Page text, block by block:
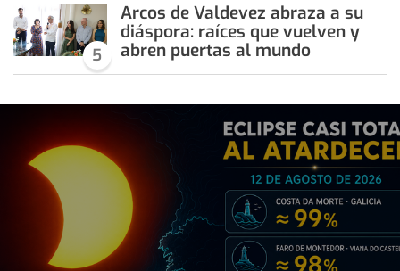
5
Arcos de Valdevez abraza a su
diáspora: raíces que vuelven y
abren puertas al mundo